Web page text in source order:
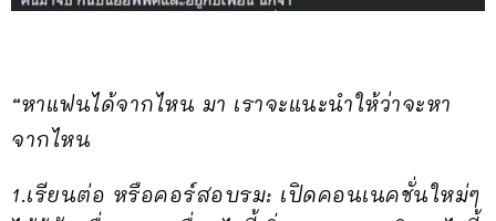
“หาแฟนได้จากไหน มา เราจะแนะนำให้ว่าจะหา
จากไหน
1.เรียนต่อ หรือคอร์สอบรม: เปิดคอนเนคชั่นใหม่ๆ